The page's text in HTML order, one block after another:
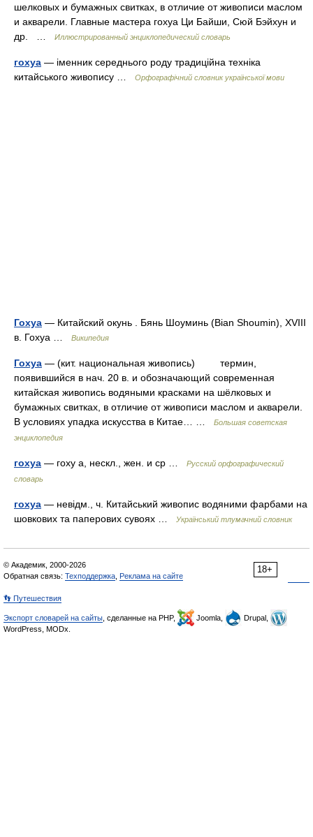
шелковых и бумажных свитках, в отличие от живописи маслом
и акварели. Главные мастера гохуа Ци Байши, Сюй Бэйхун и
др. …
Иллюстрированный энциклопедический словарь
гохуа — іменник середнього роду традиційна техніка
китайського живопису …
Орфографічний словник української мови
Гохуа — Китайский окунь . Бянь Шоуминь (Bian Shoumin), XVIII
в. Гохуа …
Википедия
Гохуа — (кит. национальная живопись) термин,
появившийся в нач. 20 в. и обозначающий современная
китайская живопись водяными красками на шёлковых и
бумажных свитках, в отличие от живописи маслом и акварели.
В условиях упадка искусства в Китае… …
Большая советская
энциклопедия
гохуа — гоху а, нескл., жен. и ср …
Русский орфографический
словарь
гохуа — невідм., ч. Китайський живопис водяними фарбами на
шовкових та паперових сувоях …
Український тлумачний словник
18+
© Академик, 2000-2026
Обратная связь: Техподдержка Реклама на сайте
👣 Путешествия
Экспорт словарей на сайты , сделанные на PHP, Joomla,
Drupal,
WordPress, MODx.